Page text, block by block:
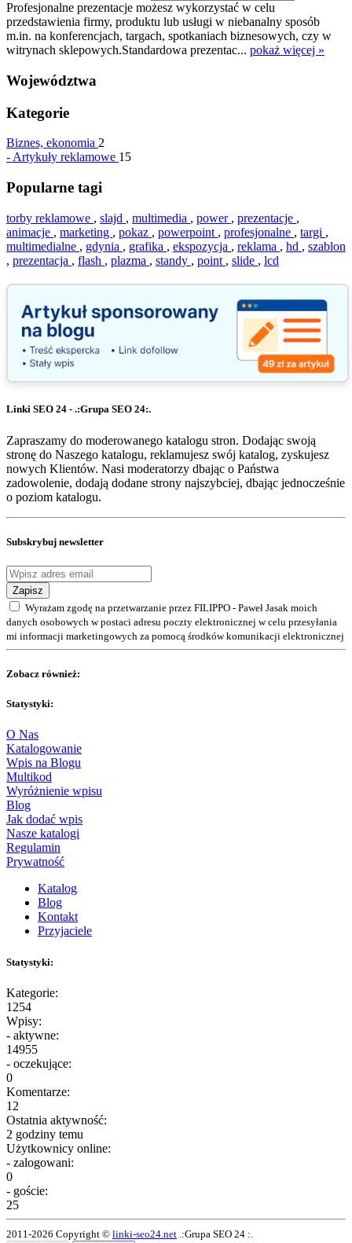
Profesjonalne prezentacje możesz wykorzystać w celu
przedstawienia firmy, produktu lub usługi w niebanalny sposób
m.in. na konferencjach, targach, spotkaniach biznesowych, czy w
witrynach sklepowych.Standardowa prezentac... pokaż więcej »
Województwa
Kategorie
Biznes, ekonomia 2
- Artykuły reklamowe 15
Popularne tagi
torby reklamowe , slajd , multimedia , power , prezentacje ,
animacje , marketing , pokaz , powerpoint , profesjonalne , targi ,
multimedialne , gdynia , grafika , ekspozycja , reklama , hd , szablon
, prezentacja , flash , plazma , standy , point , slide , lcd
Linki SEO 24 - .:Grupa SEO 24:.
Zapraszamy do moderowanego katalogu stron. Dodając swoją
stronę do Naszego katalogu, reklamujesz swój katalog, zyskujesz
nowych Klientów. Nasi moderatorzy dbając o Państwa
zadowolenie, dodają dodane strony najszybciej, dbając jednocześnie
o poziom katalogu.
Subskrybuj newsletter
Zapisz
Wyrażam zgodę na przetwarzanie przez FILIPPO - Paweł Jasak moich
danych osobowych w postaci adresu poczty elektronicznej w celu przesyłania
mi informacji marketingowych za pomocą środków komunikacji elektronicznej
Zobacz również:
Statystyki:
O Nas
Katalogowanie
Wpis na Blogu
Multikod
Wyróżnienie wpisu
Blog
Jak dodać wpis
Nasze katalogi
Regulamin
Prywatność
Katalog
Blog
Kontakt
Przyjaciele
Statystyki:
Kategorie:
1254
Wpisy:
- aktywne:
14955
- oczekujące:
0
Komentarze:
12
Ostatnia aktywność:
2 godziny temu
Użytkownicy online:
- zalogowani:
0
- goście:
25
2011-2026 Copyright © linki-seo24.net .:Grupa SEO 24 :.